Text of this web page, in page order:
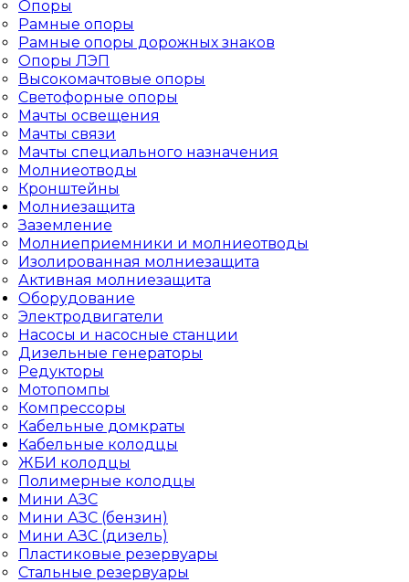
Опоры
Рамные опоры
Рамные опоры дорожных знаков
Опоры ЛЭП
Высокомачтовые опоры
Светофорные опоры
Мачты освещения
Мачты связи
Мачты специального назначения
Молниеотводы
Кронштейны
Молниезащита
Заземление
Молниеприемники и молниеотводы
Изолированная молниезащита
Активная молниезащита
Оборудование
Электродвигатели
Насосы и насосные станции
Дизельные генераторы
Редукторы
Мотопомпы
Компрессоры
Кабельные домкраты
Кабельные колодцы
ЖБИ колодцы
Полимерные колодцы
Мини АЗС
Мини АЗС (бензин)
Мини АЗС (дизель)
Пластиковые резервуары
Стальные резервуары